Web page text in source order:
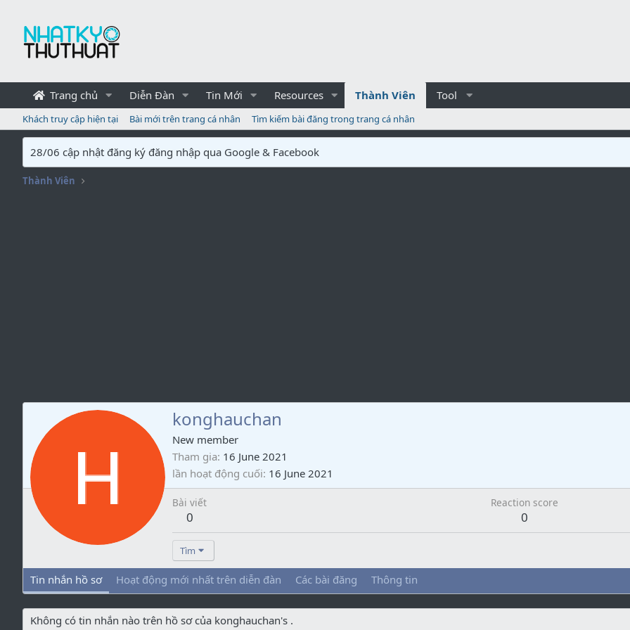
Trang chủ Diễn Đàn Tin Mới Resources Thành Viên Tool
Khách truy cập hiện tại Bài mới trên trang cá nhân Tìm kiếm bài đăng trong trang cá nhân
28/06 cập nhật đăng ký đăng nhập qua Google & Facebook
Thành Viên
konghauchan
New member
Tham gia 16 June 2021
lần hoạt động cuối 16 June 2021
Bài viết
0
Reaction score
0
Tìm
Tin nhắn hồ sơ Hoạt động mới nhất trên diễn đàn Các bài đăng Thông tin
Không có tin nhắn nào trên hồ sơ của konghauchan's .